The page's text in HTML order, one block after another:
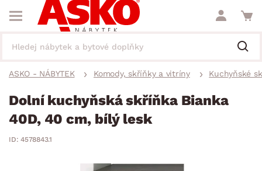
ASKO - NÁBYTEK Komody, skříňky a vitríny Kuchyňské
Dolní kuchyňská skříňka Bianka
40D, 40 cm, bílý lesk
ID: 4578843.1